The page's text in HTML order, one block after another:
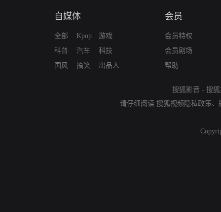
自媒体
全部
科普
国风
Kpop
汽车
搞笑
游戏
科技
出品人
会员
会员特权
会员剧场
帮助
搜狐影音 - 搜
请仔细阅读 搜狐视频隐私政策、